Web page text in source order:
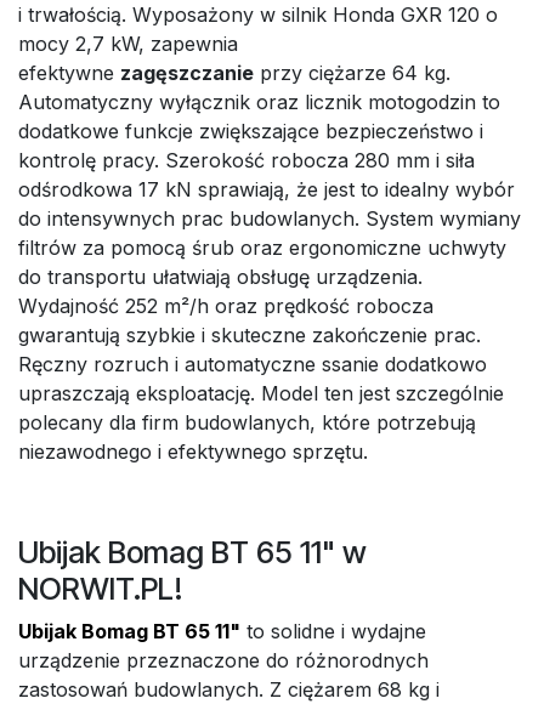
i trwałością. Wyposażony w silnik Honda GXR 120 o
mocy 2,7 kW, zapewnia
efektywne zagęszczanie przy ciężarze 64 kg.
Automatyczny wyłącznik oraz licznik motogodzin to
dodatkowe funkcje zwiększające bezpieczeństwo i
kontrolę pracy. Szerokość robocza 280 mm i siła
odśrodkowa 17 kN sprawiają, że jest to idealny wybór
do intensywnych prac budowlanych. System wymiany
filtrów za pomocą śrub oraz ergonomiczne uchwyty
do transportu ułatwiają obsługę urządzenia.
Wydajność 252 m²/h oraz prędkość robocza
gwarantują szybkie i skuteczne zakończenie prac.
Ręczny rozruch i automatyczne ssanie dodatkowo
upraszczają eksploatację. Model ten jest szczególnie
polecany dla firm budowlanych, które potrzebują
niezawodnego i efektywnego sprzętu.
Ubijak Bomag BT 65 11" w
NORWIT.PL!
Ubijak Bomag BT 65 11" to solidne i wydajne
urządzenie przeznaczone do różnorodnych
zastosowań budowlanych. Z ciężarem 68 kg i